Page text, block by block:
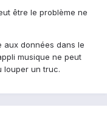
être le problème ne
aux données dans le
musique ne peut
louper un truc.